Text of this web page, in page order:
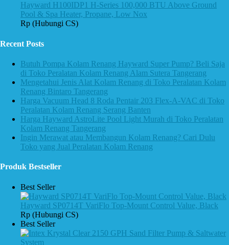
Hayward H100IDP1 H-Series 100,000 BTU Above Ground
Pool & Spa Heater, Propane, Low Nox
Rp (Hubungi CS)
Recent Posts
Butuh Pompa Kolam Renang Hayward Super Pump? Beli Saja
di Toko Peralatan Kolam Renang Alam Sutera Tangerang
Mengetahui Jenis Alat Kolam Renang di Toko Peralatan Kolam
Renang Bintaro Tangerang
Harga Vacuum Head 8 Roda Pentair 203 Flex-A-VAC di Toko
Peralatan Kolam Renang Serang Banten
Harga Hayward AstroLite Pool Light Murah di Toko Peralatan
Kolam Renang Tangerang
Ingin Merawat atau Membangun Kolam Renang? Cari Dulu
Toko yang Jual Peralatan Kolam Renang
Produk Bestseller
Best Seller
Hayward SP0714T VariFlo Top-Mount Control Value, Black
Rp (Hubungi CS)
Best Seller